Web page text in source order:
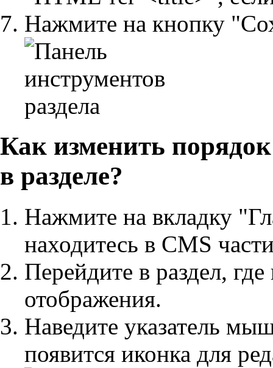
Нажмите на кнопку
Как изменить
в разделе?
Нажмите на вкладку
находитесь в CMS
Перейдите в раздел,
отображения.
Наведите указатель
появится иконка для